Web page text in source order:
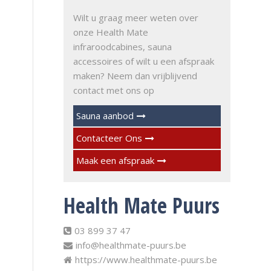
Wilt u graag meer weten over
onze Health Mate
infraroodcabines, sauna
accessoires of wilt u een afspraak
maken? Neem dan vrijblijvend
contact met ons op
Sauna aanbod
Contacteer Ons
Maak een afspraak
Health Mate Puurs
03 899 37 47
info@healthmate-puurs.be
https://www.healthmate-puurs.be